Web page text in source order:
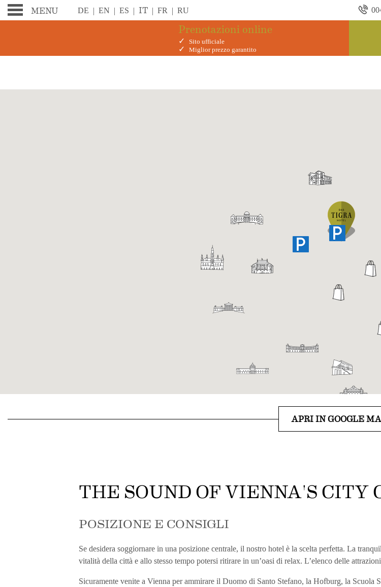
MENU DE | EN | ES | IT | FR | RU
Prenotazioni online
✓ Sito ufficiale
✓ Miglior prezzo garantito
APRI IN GOOGLE
THE SOUND OF VIENNA'S CITY
POSIZIONE E CONSIGLI
Se desidera soggiornare in una posizione centrale, il nostro hotel è la scelta perfetta. La
vitalità della città e allo stesso tempo potersi ritirare in un’oasi di relax. L’elenco delle
Sicuramente venite a Vienna per ammirare il Duomo di Santo Stefano, la Hofburg, la Scuola